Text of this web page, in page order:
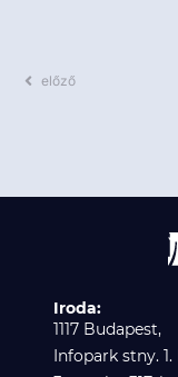
előző
Iroda:
1117 Budapest,
Infopark stny.